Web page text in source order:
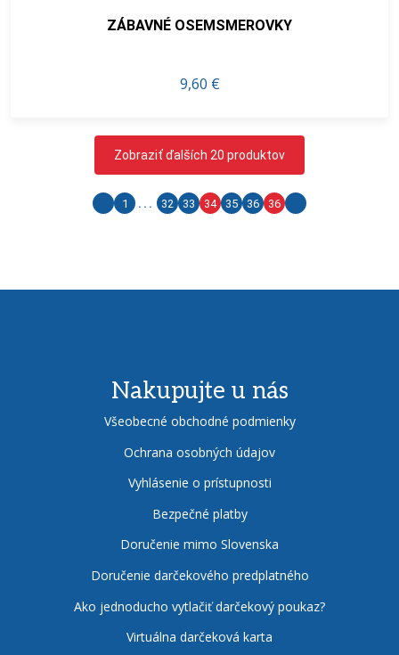
ZÁBAVNÉ OSEMSMEROVKY
9,60 €
Zobraziť ďalších 20 produktov
1 ... 32 33 34 35 36 36
Nakupujte u nás
Všeobecné obchodné podmienky
Ochrana osobných údajov
Vyhlásenie o prístupnosti
Bezpečné platby
Doručenie mimo Slovenska
Doručenie darčekového predplatného
Ako jednoducho vytlačiť darčekový poukaz?
Virtuálna darčeková karta